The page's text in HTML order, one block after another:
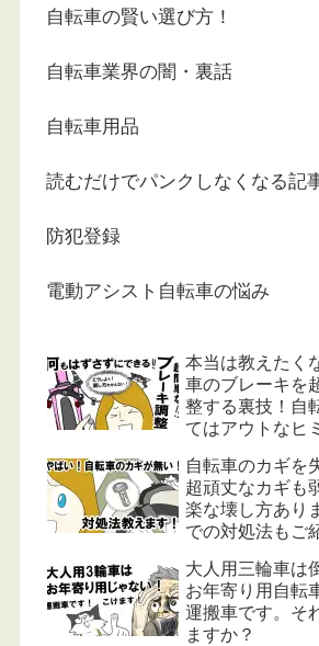
自転車の賢い選び方！
自転車業界の闇・裏話
自転車用品
読むだけでパンクしなくなる記
防犯登録
電動アシスト自転車の悩み
本当は教えたく
車のブレーキを
整する裏技！自
てはアウトなヒ
自転車のカギを
超頑丈なカギも
楽な壊し方あり
での対処法もご
大人用三輪車は
お年寄り用自転
運搬車です。そ
ますか？